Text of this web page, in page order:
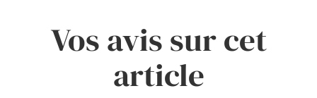
Vos avis sur cet
article